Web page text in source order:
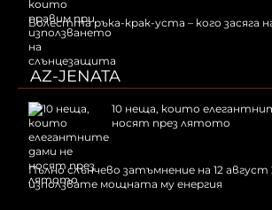
Болестта ръка-крак-уста – кого засяга
AZ-JENATA
10 неща, които
носят през лятото
Пълно слънчево затъмнение на 12 август
използвате мощната му енергия